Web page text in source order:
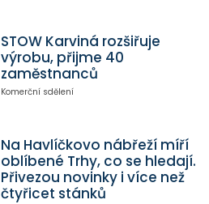
STOW Karviná rozšiřuje
výrobu, přijme 40
zaměstnanců
Komerční sdělení
Na Havlíčkovo nábřeží míří
oblíbené Trhy, co se hledají.
Přivezou novinky i více než
čtyřicet stánků